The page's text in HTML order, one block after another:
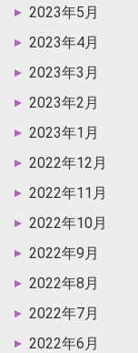
2023年5月
2023年4月
2023年3月
2023年2月
2023年1月
2022年12月
2022年11月
2022年10月
2022年9月
2022年8月
2022年7月
2022年6月